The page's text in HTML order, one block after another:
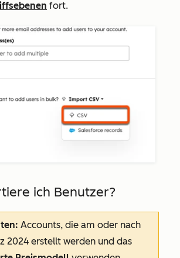
fort.
ich Benutzer?
Accounts, die am oder nach
2024 erstellt werden und das